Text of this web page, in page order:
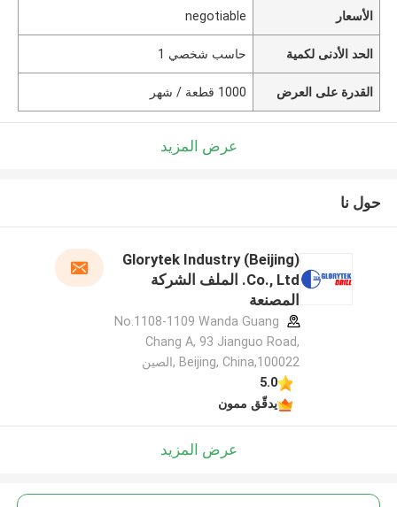
الأسعار negotiable
الحد الأدنى لكمية حاسب شخصي 1
القدرة على العرض 1000 قطعة / شهر
عرض المزيد
حول نا
Glorytek Industry (Beijing)
Co., Ltd. الملف الشركة
المصنعة
No.1108-1109 Wanda Guang
Chang A, 93 Jianguo Road,
Beijing, China,100022 ,الصين
5.0
يدقّق ممون
عرض المزيد